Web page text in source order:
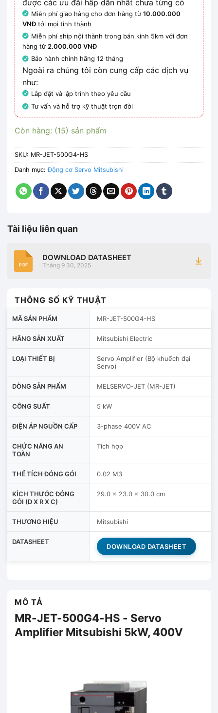
được các ưu đãi hấp dẫn nhất chưa từng có
Miễn phí giao hàng cho đơn hàng từ10.000.000
VNĐ tới mọi tỉnh thành
Miễn phí ship nội thành trong bán kính 5km với đơn
hàng từ2.000.000 VNĐ
Bảo hành chính hãng 12 tháng
Ngoài ra chúng tôi còn cung cấp các dịch vụ
như:
Lắp đặt và lập trình theo yêu cầu
Tư vấn và hỗ trợ kỹ thuật trọn đời
Còn hàng: (15) sản phẩm
SKU: MR-JET-500G4-HS
Danh mục:Động cơ Servo Mitsubishi
Tài liệu liên quan
PDF
DOWNLOAD DATASHEET
Tháng 9 30, 2025
THÔNG SỐ KỸ THUẬT
MÃ SẢN PHẨM MR-JET-500G4-HS
HÃNG SẢN XUẤT Mitsubishi Electric
LOẠI THIẾT BỊ
Servo Amplifier (Bộ khuếch đại
Servo)
DÒNG SẢN PHẨM MELSERVO-JET (MR-JET)
CÔNG SUẤT 5 kW
ĐIỆN ÁP NGUỒN CẤP 3-phase 400V AC
CHỨC NĂNG AN
TOÀN
Tích hợp
THỂ TÍCH ĐÓNG GÓI 0.02 M3
KÍCH THƯỚC ĐÓNG
GÓI (D X R X C)
29.0 x 23.0 x 30.0 cm
THƯƠNG HIỆU Mitsubishi
DATASHEET
DOWNLOAD DATASHEET
MÔ TẢ
MR-JET-500G4-HS - Servo
Amplifier Mitsubishi 5kW, 400V